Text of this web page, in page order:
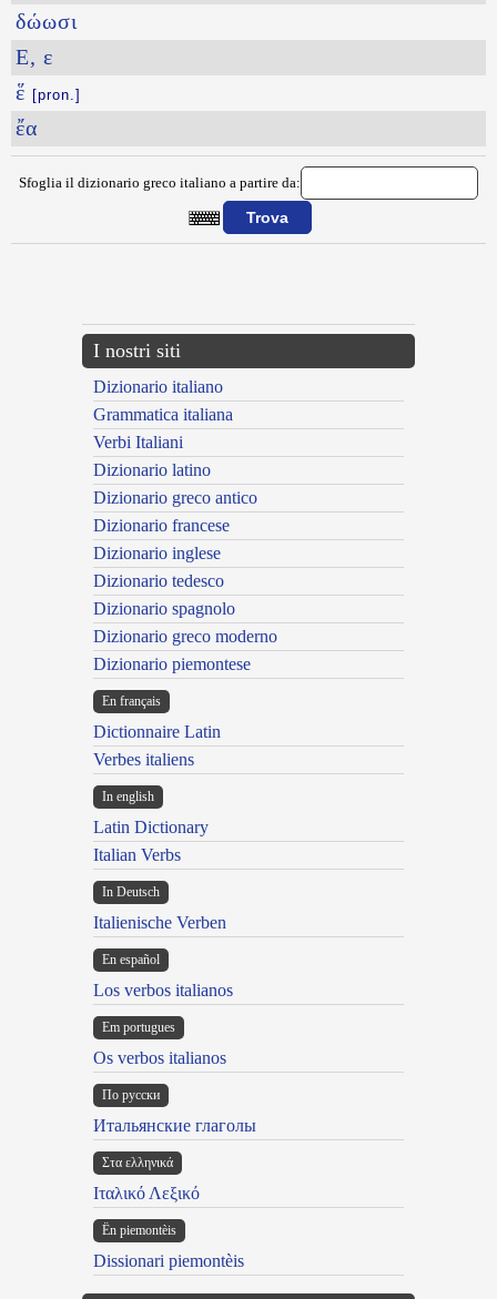
δώωσι
Ε, ε
ἕ [pron.]
ἔα
Sfoglia il dizionario greco italiano a partire da:
I nostri siti
Dizionario italiano
Grammatica italiana
Verbi Italiani
Dizionario latino
Dizionario greco antico
Dizionario francese
Dizionario inglese
Dizionario tedesco
Dizionario spagnolo
Dizionario greco moderno
Dizionario piemontese
En français
Dictionnaire Latin
Verbes italiens
In english
Latin Dictionary
Italian Verbs
In Deutsch
Italienische Verben
En español
Los verbos italianos
Em portugues
Os verbos italianos
По русски
Итальянские глаголы
Στα ελληνικά
Ιταλικό Λεξικό
Ën piemontèis
Dissionari piemontèis